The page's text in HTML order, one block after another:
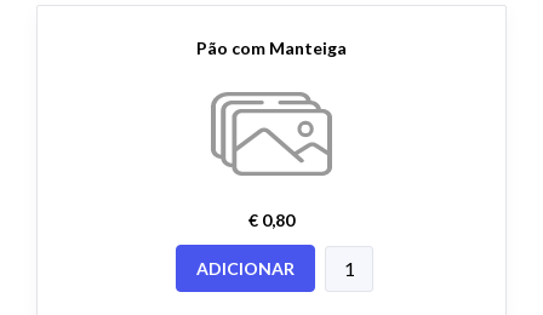
Pão com Manteiga
€ 0,80
ADICIONAR